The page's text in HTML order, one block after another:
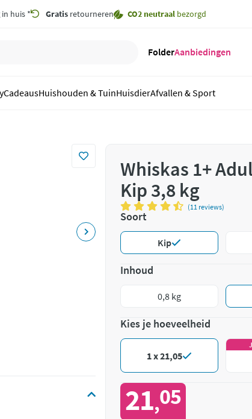
in huis * Gratis retourneren CO2 neutraal bezorgd
FolderAanbiedingen
CadeausHuishouden & TuinHuisdierAfvallen & Sport
Whiskas 1+
Kip 3,8 kg
(11 reviews)
Soort
Kip
Inhoud
0,8 kg
Kies je hoeveelheid
1 x 21,05
21,05